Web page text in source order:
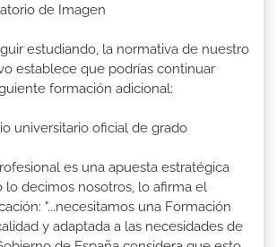
de Imagen
estudiando, la normativa de nuestro
establece que podrías continuar
formación adicional:
universitario oficial de grado
es una apuesta estratégica
lo decimos nosotros, lo afirma el
"...necesitamos una Formación
y adaptada a las necesidades de